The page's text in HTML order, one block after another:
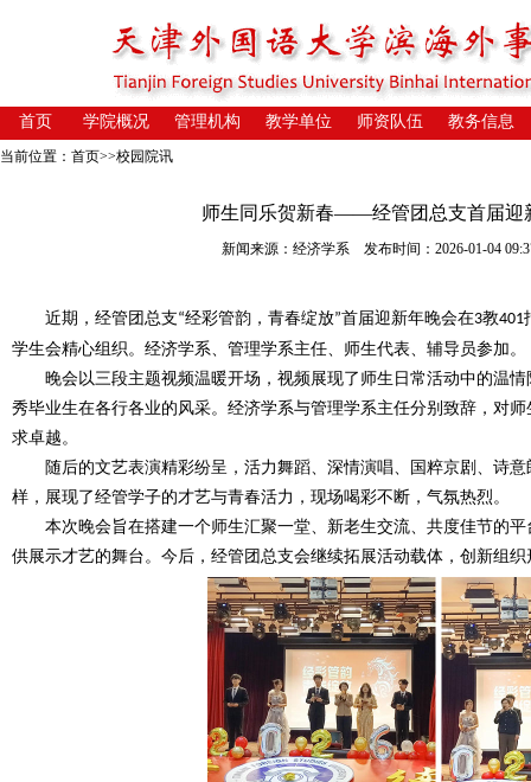
首页 学院概况 管理机构 教学单位 师资队伍 教务信息
当前位置： 首页>>校园院讯
师生同乐贺新春——经管团总支首届迎
新闻来源：经济学系 发布时间：2026-01-04
近期 ，经管 团总支“经彩管韵 ， 青春绽放”首届迎新年晚会在3教401
学生会精心组织。经济学系、管理学系主任、师生代表、辅导员参加。
晚会以三段主题视频温暖开场，视频展现了 师生日常活动中的温情
秀毕业生在各行各业的风采。 经济学系与管理学系主任分别致辞，对师
求卓越。
随后的文艺表演精彩纷呈 ， 活力舞蹈、深情演唱、国粹京剧、 诗意
样，展现了经管学子的才艺与青春活力 ，现场喝彩不断，气氛热烈。
本次晚会旨在搭建一个师生汇聚一堂、新老生交流、共度佳节的平
供展示才艺的舞台。 今后，经管团总支会继续拓展活动载体，创新组